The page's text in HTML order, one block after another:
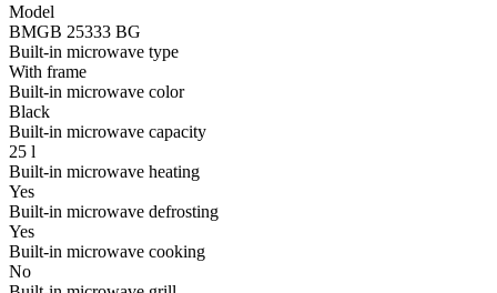
Model
BMGB 25333 BG
Built-in microwave type
With frame
Built-in microwave color
Black
Built-in microwave capacity
25 l
Built-in microwave heating
Yes
Built-in microwave defrosting
Yes
Built-in microwave cooking
No